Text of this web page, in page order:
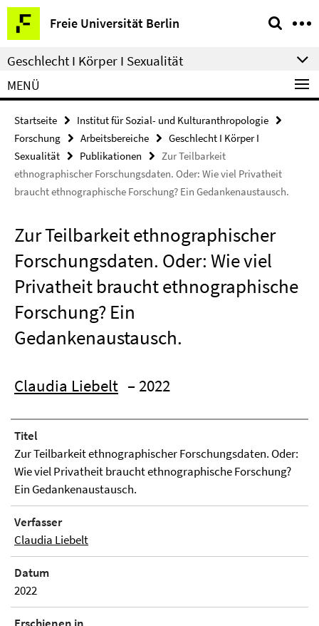
Springe
direkt
zu
Inhalt
Freie Universität Berlin
Service-
Navigation
Geschlecht I Körper I Sexualität
MENÜ
Startseite
Institut für Sozial- und Kulturanthropologie
Forschung
Arbeitsbereiche
Geschlecht I Körper I
Sexualität
Publikationen
Zur Teilbarkeit
ethnographischer Forschungsdaten. Oder: Wie viel Privatheit
braucht ethnographische Forschung? Ein Gedankenaustausch.
Zur Teilbarkeit ethnographischer
Forschungsdaten. Oder: Wie viel
Privatheit braucht ethnographische
Forschung? Ein
Gedankenaustausch.
Claudia Liebelt – 2022
Titel
Zur Teilbarkeit ethnographischer Forschungsdaten. Oder:
Wie viel Privatheit braucht ethnographische Forschung?
Ein Gedankenaustausch.
Verfasser
Claudia Liebelt
Datum
2022